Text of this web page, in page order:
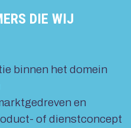
DIE WIJ
binnen het domein
en
of dienstconcept